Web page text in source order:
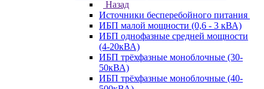
Назад
Источники бесперебойного питания
ИБП малой мощности (0,6 - 3 кВА)
ИБП однофазные средней мощности
(4-20кВА)
ИБП трёхфазные моноблочные (30-
50кВА)
ИБП трёхфазные моноблочные (40-